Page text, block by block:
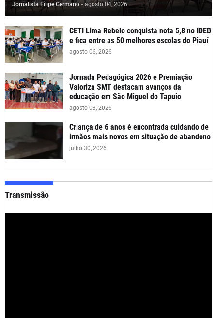
Jornalista Filipe Germano - agosto 04, 2026
CETI Lima Rebelo conquista nota 5,8 no IDEB
e fica entre as 50 melhores escolas do Piauí
agosto 06, 2026
Jornada Pedagógica 2026 e Premiação
Valoriza SMT destacam avanços da
educação em São Miguel do Tapuio
agosto 03, 2026
Criança de 6 anos é encontrada cuidando de
irmãos mais novos em situação de abandono
julho 30, 2026
Transmissão